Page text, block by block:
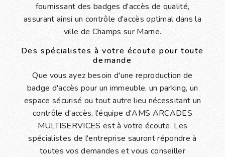
fournissant des badges d'accès de qualité,
assurant ainsi un contrôle d'accès optimal dans la
ville de Champs sur Marne.
Des spécialistes à votre écoute pour toute
demande
Que vous ayez besoin d'une reproduction de
badge d'accès pour un immeuble, un parking, un
espace sécurisé ou tout autre lieu nécessitant un
contrôle d'accès, l'équipe d'AMS ARCADES
MULTISERVICES est à votre écoute. Les
spécialistes de l'entreprise sauront répondre à
toutes vos demandes et vous conseiller